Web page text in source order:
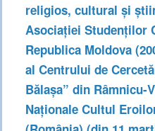
religios, cultural și
Asociației Studenților
Republica Moldova
al Centrului de
Bălașa” din Râmnicu-
Naționale Cultul